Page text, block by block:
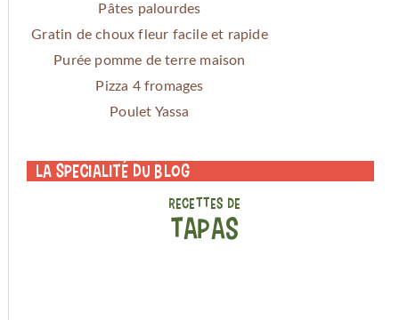
Pâtes palourdes
Gratin de choux fleur facile et rapide
Purée pomme de terre maison
Pizza 4 fromages
Poulet Yassa
La specialité du blog
RECETTES DE
TAPAS